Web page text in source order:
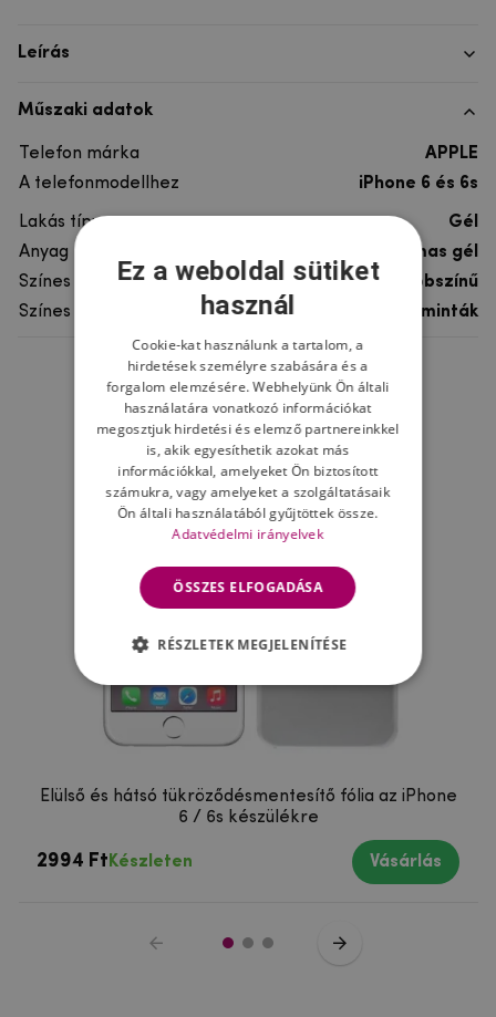
Leírás
Műszaki adatok
Telefon márka
APPLE
A telefonmodellhez
iPhone 6 és 6s
Lakás típusa
Gél
Anyag
rugalmas gél
Színes
többszínű
Színes motívum
Egyéb minták
Ne felejtsd el
Elülső és hátsó tükröződésmentesítő fólia az iPhone
6 / 6s készülékre
2994 Ft Készleten Vásárlás
Ez a weboldal sütiket
használ
Cookie-kat használunk a tartalom, a
hirdetések személyre szabására és a
forgalom elemzésére. Webhelyünk Ön általi
használatára vonatkozó információkat
megosztjuk hirdetési és elemző partnereinkkel
is, akik egyesíthetik azokat más
információkkal, amelyeket Ön biztosított
számukra, vagy amelyeket a szolgáltatásaik
Ön általi használatából gyűjtöttek össze.
Adatvédelmi irányelvek
ÖSSZES ELFOGADÁSA
RÉSZLETEK MEGJELENÍTÉSE